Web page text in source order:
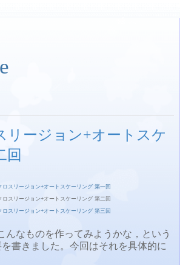
リージョン+オートスケ
回
ロスリージョン+オートスケーリング 第一回
ロスリージョン+オートスケーリング 第二回
ロスリージョン+オートスケーリング 第三回
んなものを作ってみようかな，という
書きました。今回はそれを具体的に